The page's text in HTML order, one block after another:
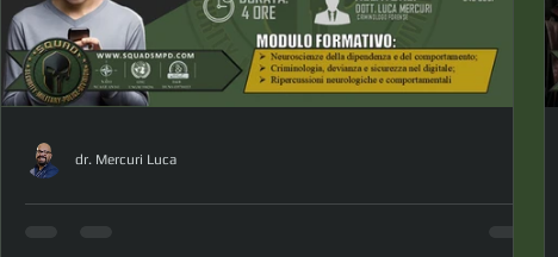
dell'essere umano; l'analisi grafologica parte da
un'osservazione fondamentale: nonostante a scuola venga
insegnato a tutti lo stesso modello di
TIRANNIA DIGITALE: Dipendenza da
dr. Mercuri Luca